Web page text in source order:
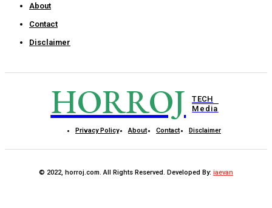
About
Contact
Disclaimer
HORROJ
TECH
Media
Privacy Policy About Contact Disclaimer
© 2022, horroj.com. All Rights Reserved. Developed By: iaevan